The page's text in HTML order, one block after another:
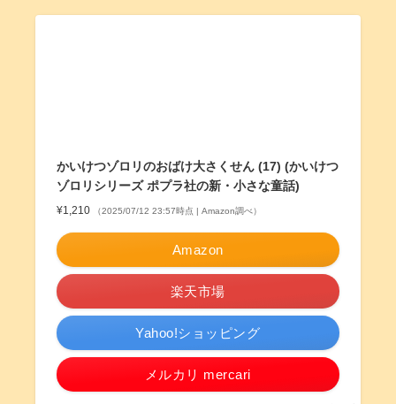
かいけつゾロリのおばけ大さくせん (17) (かいけつ
ゾロリシリーズ ポプラ社の新・小さな童話)
¥1,210 （2025/07/12 23:57時点 | Amazon調べ）
Amazon
楽天市場
Yahoo!ショッピング
メルカリ mercari